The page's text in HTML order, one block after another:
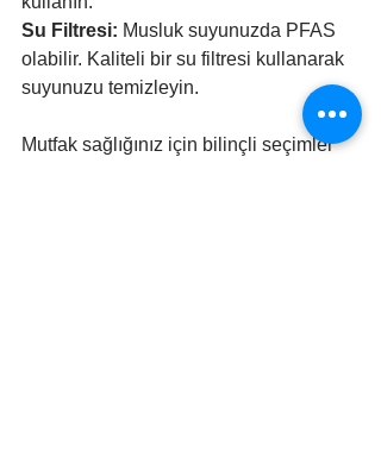
Su Filtresi: Musluk suyunuzda PFAS
olabilir. Kaliteli bir su filtresi kullanarak
suyunuzu temizleyin.
Mutfak sağlığınız için bilinçli seçimler